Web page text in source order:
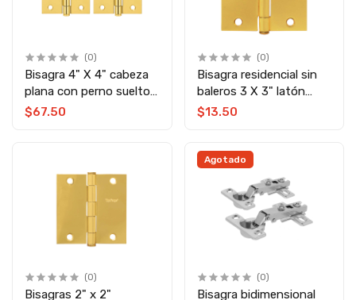
(0)
Bisagra 4" X 4" cabeza
plana con perno suelto
latón brillante 1450
$67.50
(0)
Bisagra residencial sin
baleros 3 X 3" latón
brillante 1431 Veker
$13.50
(0)
Bisagras 2" x 2"
Agotado
(0)
Bisagra bidimensional